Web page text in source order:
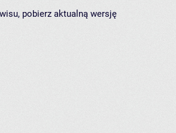
pobierz aktualną wersję